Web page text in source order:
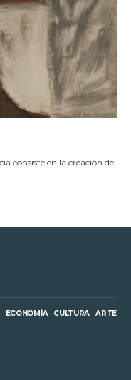
consiste en la creación de
ECONOMÍA CULTURA ARTE